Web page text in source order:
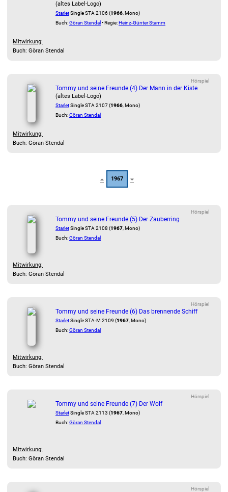
(altes Label-Logo)
StarletSingle STA 2106 (1966 , Mono)
Buch:Göran Stendal • Regie:Heinz-Günter Stamm
Mitwirkung:
Buch: Göran Stendal
Hörspiel
Tommy und seine Freunde (4) Der Mann in der Kiste
(altes Label-Logo)
StarletSingle STA 2107 (1966 , Mono)
Buch:Göran Stendal
Mitwirkung:
Buch: Göran Stendal
1967
Hörspiel
Tommy und seine Freunde (5) Der Zauberring
StarletSingle STA 2108 (1967 , Mono)
Buch:Göran Stendal
Mitwirkung:
Buch: Göran Stendal
Hörspiel
Tommy und seine Freunde (6) Das brennende Schiff
StarletSingle STA-M 2109 (1967 , Mono)
Buch:Göran Stendal
Mitwirkung:
Buch: Göran Stendal
Hörspiel
Tommy und seine Freunde (7) Der Wolf
StarletSingle STA 2113 (1967 , Mono)
Buch:Göran Stendal
Mitwirkung:
Buch: Göran Stendal
Hörspiel